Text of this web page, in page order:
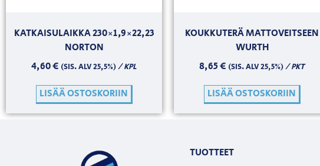
KATKAISULAIKKA 230×1,9×22,23
NORTON
4,60€ (SIS. ALV 25,5%)/ KPL
LISÄÄ OSTOSKORIIN
KOUKKUTERÄ MATTOVEITSEEN
WURTH
8,65€ (SIS. ALV 25,5%)/ PKT
LISÄÄ OSTOSKORIIN
TUOTTEET